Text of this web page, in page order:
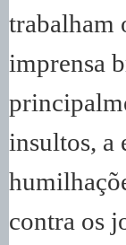
trabalham
imprensa
insultos, a
contra os